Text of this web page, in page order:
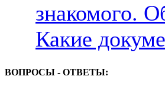
знакомого.
Какие
ВОПРОСЫ - ОТВЕТЫ: